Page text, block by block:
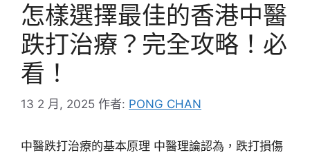
怎樣選擇最佳的香港中醫
跌打治療？完全攻略！必
看！
13 2 月, 2025 作者: PONG CHAN
中醫跌打治療的基本原理 中醫理論認為，跌打損傷